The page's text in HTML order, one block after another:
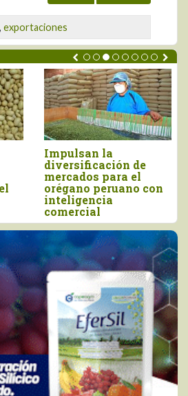
, exportaciones
Impulsan la
diversificación de
mercados para el
orégano peruano con
inteligencia
comercial